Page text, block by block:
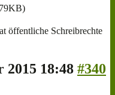
öffentliche Schreibrechte
2015 18:48 #340